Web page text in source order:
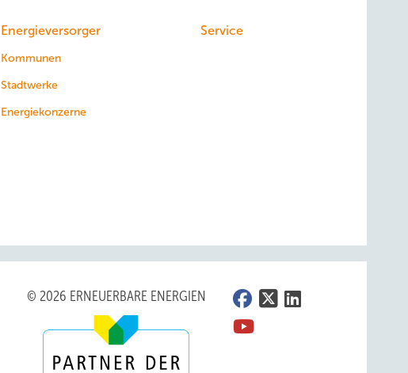
Energieversorger
Kommunen
Stadtwerke
Energiekonzerne
Service
© 2026 ERNEUERBARE ENERGIEN